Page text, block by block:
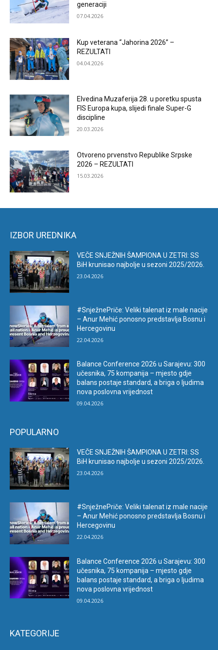
generaciji
07.04.2026
Kup veterana “Jahorina 2026” –
REZULTATI
04.04.2026
Elvedina Muzaferija 28. u poretku spusta
FIS Europa kupa, slijedi finale Super-G
discipline
20.03.2026
Otvoreno prvenstvo Republike Srpske
2026 – REZULTATI
15.03.2026
IZBOR UREDNIKA
VEČE SNJEŽNIH ŠAMPIONA U ZETRI: SS
BiH krunisao najbolje u sezoni 2025/2026.
23.04.2026
#SnježnePriče: Veliki talenat iz male nacije
– Anur Mehić ponosno predstavlja Bosnu i
Hercegovinu
22.04.2026
Balance Conference 2026 u Sarajevu: 300
učesnika, 75 kompanija – mjesto gdje
balans postaje standard, a briga o ljudima
nova poslovna vrijednost
09.04.2026
POPULARNO
VEČE SNJEŽNIH ŠAMPIONA U ZETRI: SS
BiH krunisao najbolje u sezoni 2025/2026.
23.04.2026
#SnježnePriče: Veliki talenat iz male nacije
– Anur Mehić ponosno predstavlja Bosnu i
Hercegovinu
22.04.2026
Balance Conference 2026 u Sarajevu: 300
učesnika, 75 kompanija – mjesto gdje
balans postaje standard, a briga o ljudima
nova poslovna vrijednost
09.04.2026
KATEGORIJE